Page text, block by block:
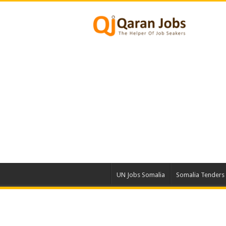
UN Jobs Somalia Somalia Tenders